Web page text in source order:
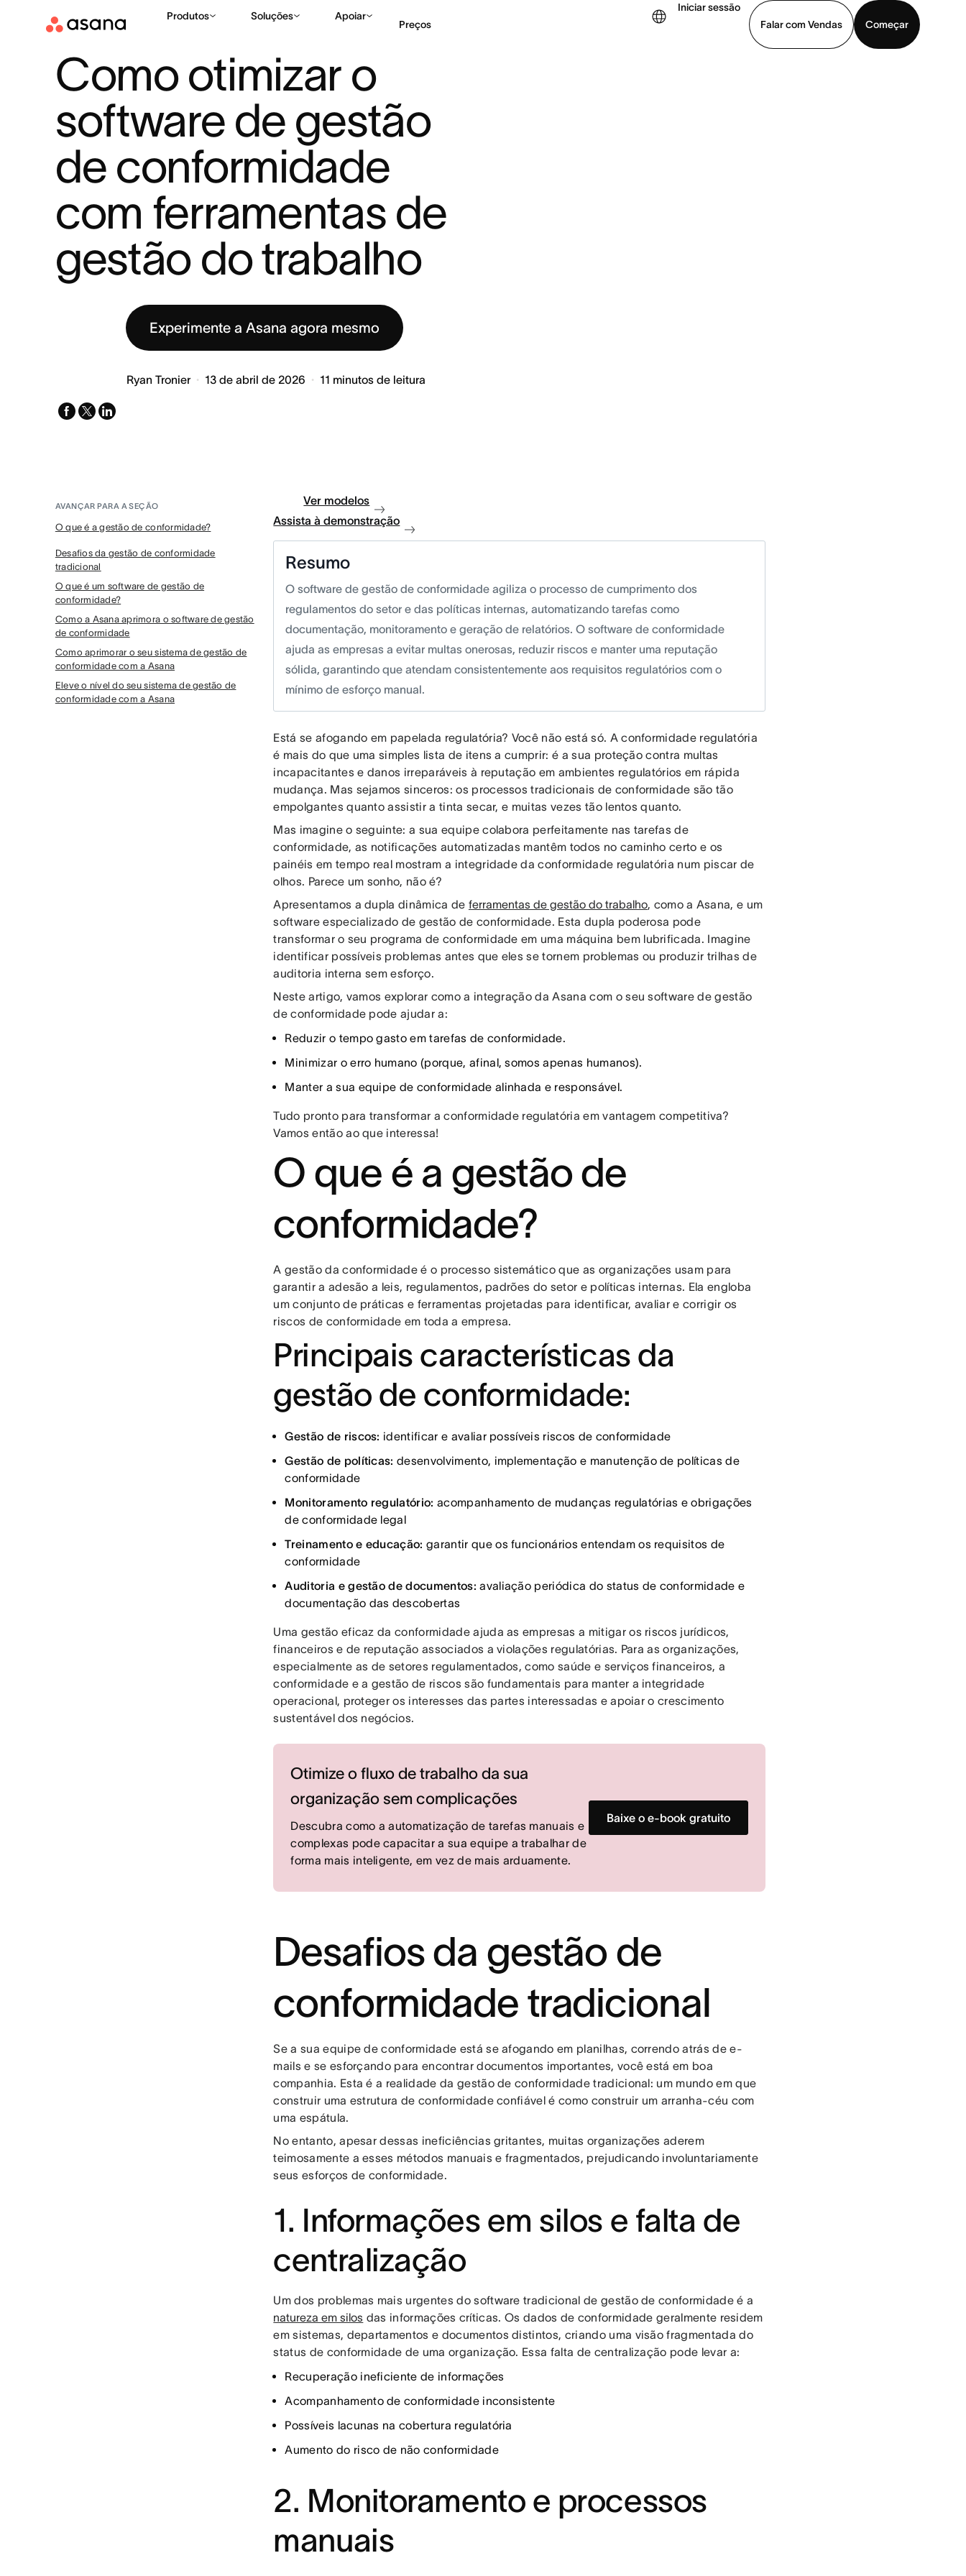
Produtos Soluções Apoiar
Preços
Iniciar sessão
Falar com Vendas
Começar
Como otimizar o
software de gestão
de conformidade
com ferramentas de
gestão do trabalho
Experimente a Asana agora mesmo
Ryan Tronier 13 de abril de 2026 11 minutos de leitura
facebook
x-
linkedin
AVANÇAR PARA A SEÇÃO
O que é a gestão de conformidade?
Desafios da gestão de conformidade
tradicional
O que é um software de gestão de
conformidade?
Como a Asana aprimora o software de gestão
de conformidade
Como aprimorar o seu sistema de gestão de
conformidade com a Asana
Eleve o nível do seu sistema de gestão de
conformidade com a Asana
Ver modelos
Assista à demonstração
Resumo
O software de gestão de conformidade agiliza o processo de cumprimento dos
regulamentos do setor e das políticas internas, automatizando tarefas como
documentação, monitoramento e geração de relatórios. O software de conformidade
ajuda as empresas a evitar multas onerosas, reduzir riscos e manter uma reputação
sólida, garantindo que atendam consistentemente aos requisitos regulatórios com o
mínimo de esforço manual.
Está se afogando em papelada regulatória? Você não está só. A conformidade regulatória
é mais do que uma simples lista de itens a cumprir: é a sua proteção contra multas
incapacitantes e danos irreparáveis à reputação em ambientes regulatórios em rápida
mudança. Mas sejamos sinceros: os processos tradicionais de conformidade são tão
empolgantes quanto assistir a tinta secar, e muitas vezes tão lentos quanto.
Mas imagine o seguinte: a sua equipe colabora perfeitamente nas tarefas de
conformidade, as notificações automatizadas mantêm todos no caminho certo e os
painéis em tempo real mostram a integridade da conformidade regulatória num piscar de
olhos. Parece um sonho, não é?
Apresentamos a dupla dinâmica de ferramentas de gestão do trabalho, como a Asana, e um
software especializado de gestão de conformidade. Esta dupla poderosa pode
transformar o seu programa de conformidade em uma máquina bem lubrificada. Imagine
identificar possíveis problemas antes que eles se tornem problemas ou produzir trilhas de
auditoria interna sem esforço.
Neste artigo, vamos explorar como a integração da Asana com o seu software de gestão
de conformidade pode ajudar a:
Reduzir o tempo gasto em tarefas de conformidade.
Minimizar o erro humano (porque, afinal, somos apenas humanos).
Manter a sua equipe de conformidade alinhada e responsável.
Tudo pronto para transformar a conformidade regulatória em vantagem competitiva?
Vamos então ao que interessa!
O que é a gestão de
conformidade?
A gestão da conformidade é o processo sistemático que as organizações usam para
garantir a adesão a leis, regulamentos, padrões do setor e políticas internas. Ela engloba
um conjunto de práticas e ferramentas projetadas para identificar, avaliar e corrigir os
riscos de conformidade em toda a empresa.
Principais características da
gestão de conformidade:
Gestão de riscos: identificar e avaliar possíveis riscos de conformidade
Gestão de políticas: desenvolvimento, implementação e manutenção de políticas de
conformidade
Monitoramento regulatório: acompanhamento de mudanças regulatórias e obrigações
de conformidade legal
Treinamento e educação: garantir que os funcionários entendam os requisitos de
conformidade
Auditoria e gestão de documentos: avaliação periódica do status de conformidade e
documentação das descobertas
Uma gestão eficaz da conformidade ajuda as empresas a mitigar os riscos jurídicos,
financeiros e de reputação associados a violações regulatórias. Para as organizações,
especialmente as de setores regulamentados, como saúde e serviços financeiros, a
conformidade e a gestão de riscos são fundamentais para manter a integridade
operacional, proteger os interesses das partes interessadas e apoiar o crescimento
sustentável dos negócios.
Otimize o fluxo de trabalho da sua
organização sem complicações
Descubra como a automatização de tarefas manuais e
complexas pode capacitar a sua equipe a trabalhar de
forma mais inteligente, em vez de mais arduamente.
Baixe o e-book gratuito
Desafios da gestão de
conformidade tradicional
Se a sua equipe de conformidade está se afogando em planilhas, correndo atrás de e-
mails e se esforçando para encontrar documentos importantes, você está em boa
companhia. Esta é a realidade da gestão de conformidade tradicional: um mundo em que
construir uma estrutura de conformidade confiável é como construir um arranha-céu com
uma espátula.
No entanto, apesar dessas ineficiências gritantes, muitas organizações aderem
teimosamente a esses métodos manuais e fragmentados, prejudicando involuntariamente
seus esforços de conformidade.
1. Informações em silos e falta de
centralização
Um dos problemas mais urgentes do software tradicional de gestão de conformidade é a
natureza em silos das informações críticas. Os dados de conformidade geralmente residem
em sistemas, departamentos e documentos distintos, criando uma visão fragmentada do
status de conformidade de uma organização. Essa falta de centralização pode levar a:
Recuperação ineficiente de informações
Acompanhamento de conformidade inconsistente
Possíveis lacunas na cobertura regulatória
Aumento do risco de não conformidade
2. Monitoramento e processos
manuais